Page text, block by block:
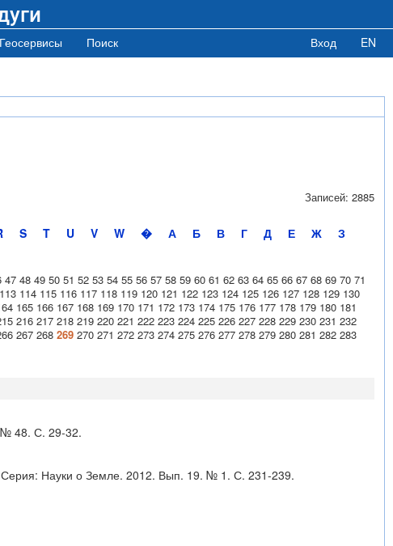
Геосервисы Поиск Вход EN
S T U V W � А Б В Г Д Е Ж
З
Записей: 2885
47 48 49 50 51 52 53 54 55 56 57 58 59 60 61 62 63 64 65 66 67 68 69 70 71
113 114 115 116 117 118 119 120 121 122 123 124 125 126 127 128 129 130
165 166 167 168 169 170 171 172 173 174 175 176 177 178 179 180 181
216 217 218 219 220 221 222 223 224 225 226 227 228 229 230 231 232
267 268 269 270 271 272 273 274 275 276 277 278 279 280 281 282 283
№ 48. С. 29-32.
Серия: Науки о Земле. 2012. Вып. 19. № 1. С. 231-239.